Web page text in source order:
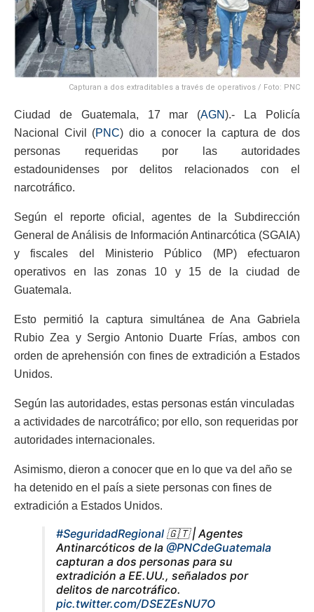
Capturan a dos extraditables a través de operativos / Foto: PNC
Ciudad de Guatemala, 17 mar (AGN).- La Policía
Nacional Civil (PNC) dio a conocer la captura de dos
personas requeridas por las autoridades
estadounidenses por delitos relacionados con el
narcotráfico.
Según el reporte oficial, agentes de la Subdirección
General de Análisis de Información Antinarcótica (SGAIA)
y fiscales del Ministerio Público (MP) efectuaron
operativos en las zonas 10 y 15 de la ciudad de
Guatemala.
Esto permitió la captura simultánea de Ana Gabriela
Rubio Zea y Sergio Antonio Duarte Frías, ambos con
orden de aprehensión con fines de extradición a Estados
Unidos.
Según las autoridades, estas personas están vinculadas
a actividades de narcotráfico; por ello, son requeridas por
autoridades internacionales.
Asimismo, dieron a conocer que en lo que va del año se
ha detenido en el país a siete personas con fines de
extradición a Estados Unidos.
#SeguridadRegional 🇬🇹 | Agentes
Antinarcóticos de la @PNCdeGuatemala
capturan a dos personas para su
extradición a EE.UU., señalados por
delitos de narcotráfico.
pic.twitter.com/DSEZEsNU7O